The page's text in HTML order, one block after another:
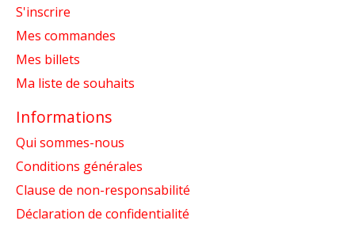
S'inscrire
Mes commandes
Mes billets
Ma liste de souhaits
Informations
Qui sommes-nous
Conditions générales
Clause de non-responsabilité
Déclaration de confidentialité